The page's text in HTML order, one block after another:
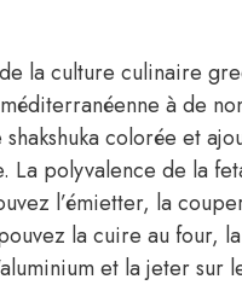
la culture culinaire
à de
colorée et
La polyvalence de la
l’émietter, la
la cuire au four,
et la jeter